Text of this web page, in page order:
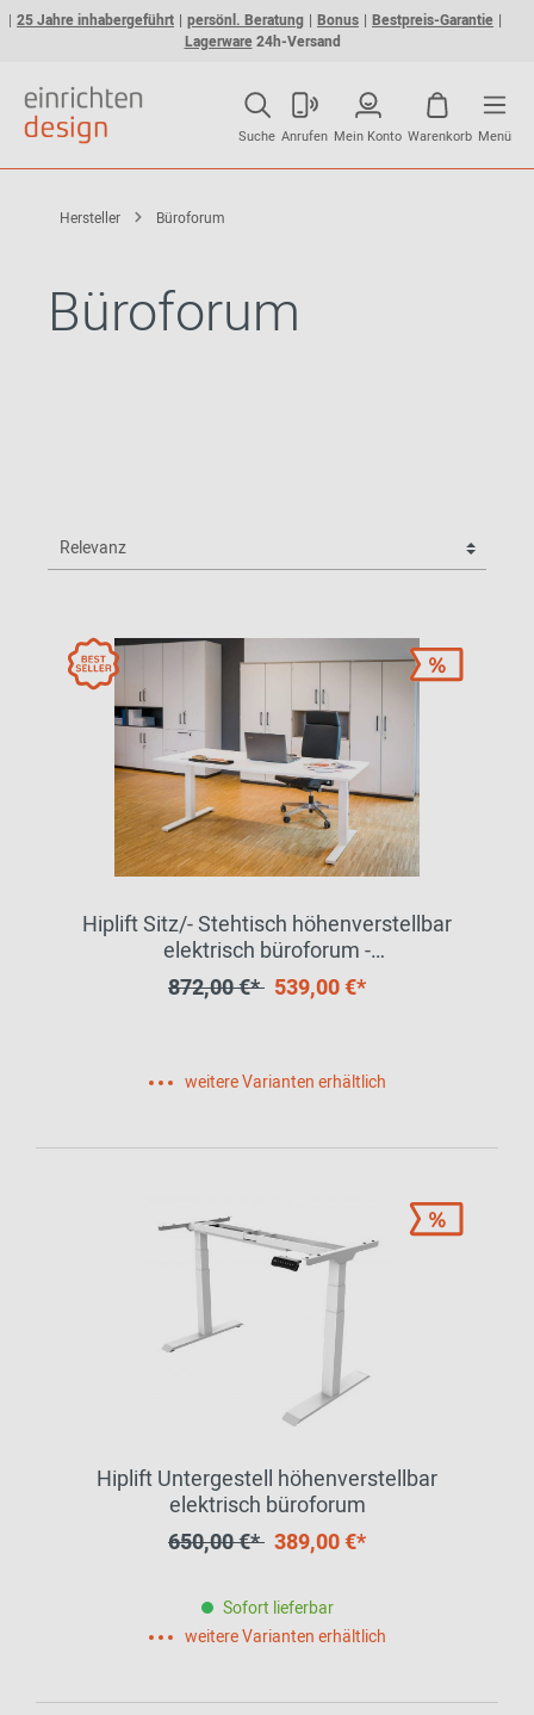
25 Jahre inhabergeführt persönl. Beratung Bonus
Bestpreis-Garantie
Lagerware24h-Versand
Suche Anrufen Mein Konto Warenkorb Menü
Hersteller Büroforum
Büroforum
Hiplift Sitz/- Stehtisch höhenverstellbar
elektrisch büroforum -
ANGEBOTSMODELL
872,00 €* 539,00 €*
weitere Varianten erhältlich
Hiplift Untergestell höhenverstellbar
elektrisch büroforum
650,00 €* 389,00 €*
Sofort lieferbar
weitere Varianten erhältlich